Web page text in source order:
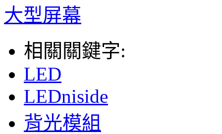
大型屏幕
相關關鍵字:
LED
LEDniside
背光模組